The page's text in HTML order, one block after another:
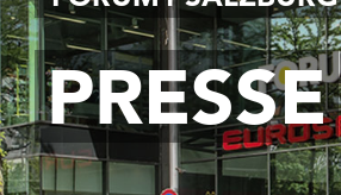
PRESSE
MEDIAGALERIE
PRESSEKONTAKT